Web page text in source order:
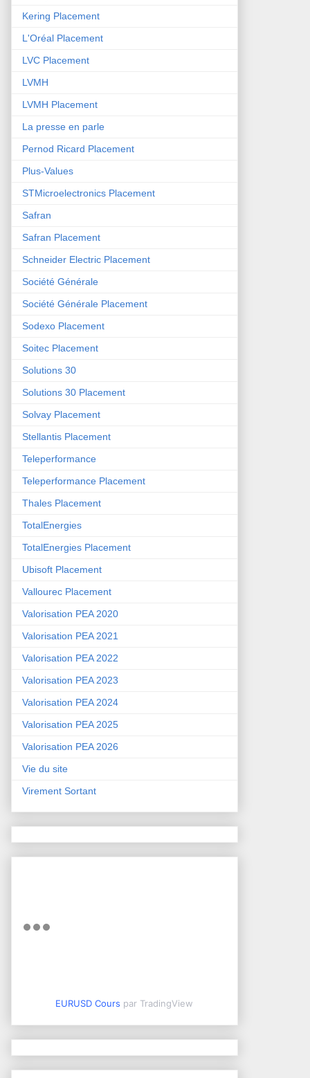
Kering Placement
L'Oréal Placement
LVC Placement
LVMH
LVMH Placement
La presse en parle
Pernod Ricard Placement
Plus-Values
STMicroelectronics Placement
Safran
Safran Placement
Schneider Electric Placement
Société Générale
Société Générale Placement
Sodexo Placement
Soitec Placement
Solutions 30
Solutions 30 Placement
Solvay Placement
Stellantis Placement
Teleperformance
Teleperformance Placement
Thales Placement
TotalEnergies
TotalEnergies Placement
Ubisoft Placement
Vallourec Placement
Valorisation PEA 2020
Valorisation PEA 2021
Valorisation PEA 2022
Valorisation PEA 2023
Valorisation PEA 2024
Valorisation PEA 2025
Valorisation PEA 2026
Vie du site
Virement Sortant
EURUSD Cours par TradingView